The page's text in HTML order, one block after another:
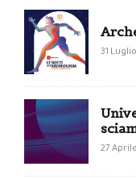
31
27